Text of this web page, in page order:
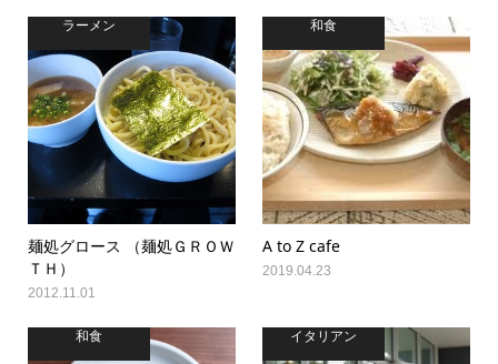
ラーメン
麺処グロース （麺処ＧＲＯＷ
ＴＨ）
2012.11.01
和食
A to Z cafe
2019.04.23
和食 イタリアン